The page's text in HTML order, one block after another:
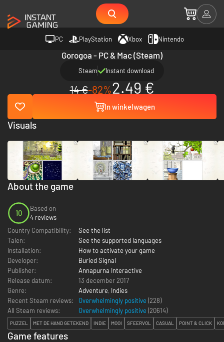
PC PlayStation Xbox Nintendo
Gorogoa - PC & Mac (Steam)
Steam Instant download
14 €-82%2.49 €
In winkelwagen
About the game
10
Based on
4 reviews
Country Compatibility:
See the list
Talen:
See the supported languages
Installation:
How to activate your game
Developer:
Buried Signal
Publisher:
Annapurna Interactive
Release datum:
13 december 2017
Genre:
Adventure, Indies
Recent Steam reviews:
Overwhelmingly positive (228)
All Steam reviews:
Overwhelmingly positive (20614)
PUZZEL MET DE HAND GETEKEND INDIE MOOI SFEERVOL CASUAL POINT & CLICK
Visuals
Game features